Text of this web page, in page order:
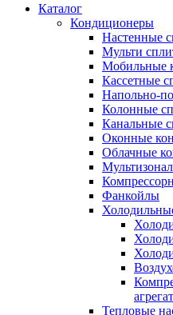
Каталог
Кондиционеры
Настенные
Мульти
Мобильные
Кассетные
Напольно-
Колонные
Канальные
Оконные
Облачные
Фанкойлы
Тепловые